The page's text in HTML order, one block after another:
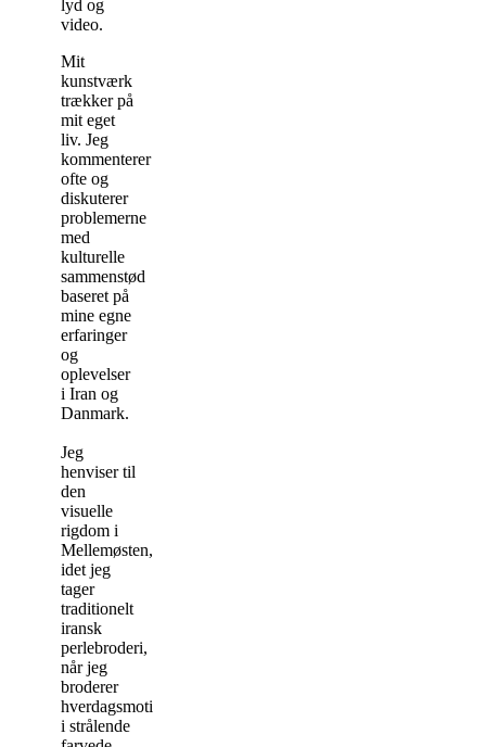
lyd og
video.
Mit
kunstværk
trækker på
mit eget
liv. Jeg
kommenterer
ofte og
diskuterer
problemerne
med
kulturelle
sammenstød
baseret på
mine egne
erfaringer
og
oplevelser
i Iran og
Danmark.
Jeg
henviser til
den
visuelle
rigdom i
Mellemøsten,
idet jeg
tager
traditionelt
iransk
perlebroderi,
når jeg
broderer
hverdagsmotiver
i strålende